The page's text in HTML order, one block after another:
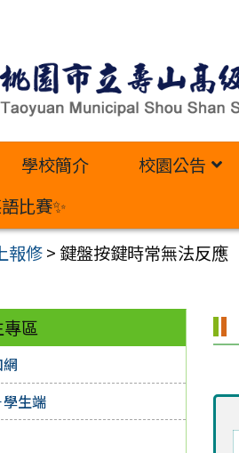
學校簡介 校園公告
比賽✨
報修> 鍵盤按鍵時常無法反應
區
生端